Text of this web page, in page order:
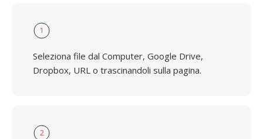
1
Seleziona file dal Computer, Google Drive,
Dropbox, URL o trascinandoli sulla pagina.
2